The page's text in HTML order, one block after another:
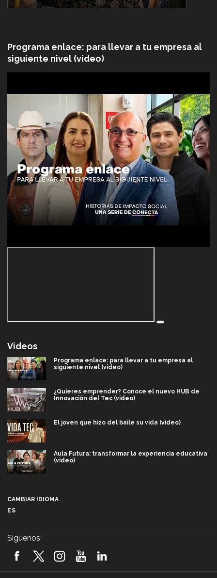
Programa enlace: para llevar a tu empresa al
siguiente nivel (video)
Videos
Programa enlace: para llevar a tu empresa al
siguiente nivel (video)
¿Quieres emprender? Conoce el nuevo HUB de
Innovación del Tec (video)
El joven que hizo del baile su vida (video)
Aula Futura: transformar la experiencia educativa
(video)
2026! (video)
CAMBIAR IDIOMA
ES
Síguenos